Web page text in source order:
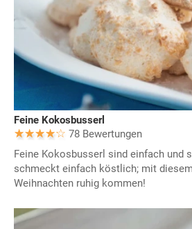
Feine Kokosbusserl
78 Bewertungen
Feine Kokosbusserl sind einfach und
schmeckt einfach köstlich; mit
Weihnachten ruhig kommen!